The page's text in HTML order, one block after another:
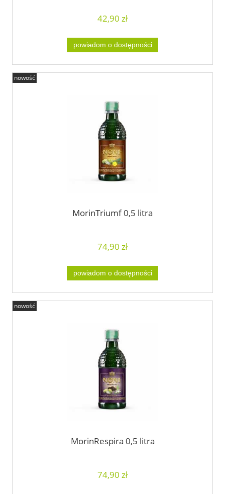
42,90 zł
powiadom o dostępności
MorinTriumf 0,5 litra
74,90 zł
powiadom o dostępności
nowość
MorinRespira 0,5 litra
74,90 zł
nowość